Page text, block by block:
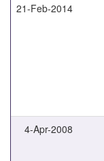
21-Feb-2014
4-Apr-2008